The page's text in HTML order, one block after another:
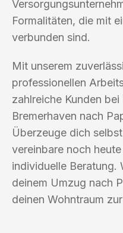
Formalitäten, die mit
verbunden sind.
Mit unserem
professionellen
zahlreiche Kunden
Bremerhaven nach
Überzeuge dich
vereinbare noch
individuelle Beratung.
deinem Umzug nach
deinen Wohntraum